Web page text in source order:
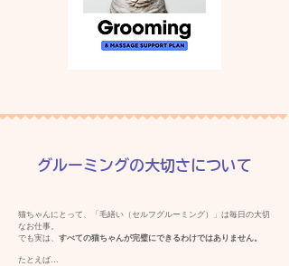
​グルーミングの大切さについて
猫ちゃんにとって、「毛繕い（セルフグルーミング）」は毎日の大切
なお仕事。
でも実は、 すべての猫ちゃんが完璧にできるわけではありません。
たとえば…